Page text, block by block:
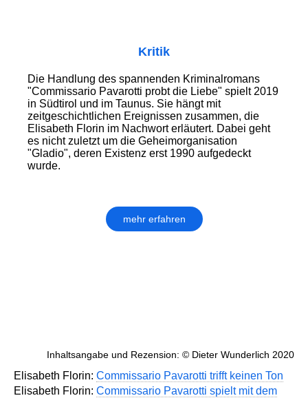
Kritik
Die Handlung des spannenden Kriminalromans
"Commissario Pavarotti probt die Liebe" spielt 2019
in Südtirol und im Taunus. Sie hängt mit
zeitgeschichtlichen Ereignissen zusammen, die
Elisabeth Florin im Nachwort erläutert. Dabei geht
es nicht zuletzt um die Geheim­organisation
"Gladio", deren Existenz erst 1990 aufgedeckt
wurde.
mehr erfahren
Inhaltsangabe und Rezension: © Dieter Wunderlich 2020
Elisabeth Florin: Commissario Pavarotti trifft keinen Ton
Elisabeth Florin: Commissario Pavarotti spielt mit dem